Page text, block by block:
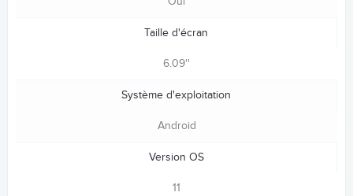
Taille d'écran
6.09''
Système d'exploitation
Android
Version OS
11